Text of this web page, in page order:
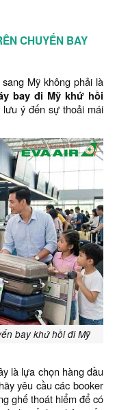
CHUYẾN BAY
Mỹ không phải là
bay đi Mỹ khứ hồi
ý đến sự thoải mái
bay khứ hồi đi Mỹ
là lựa chọn hàng đầu
yêu cầu các booker
ghế thoát hiểm để có